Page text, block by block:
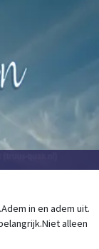
in en adem uit.
alleen